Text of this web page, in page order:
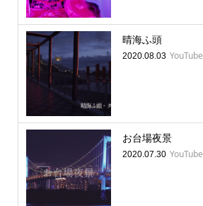
晴海ふ頭
2020.08.03 YouTube
お台場夜景
2020.07.30 YouTube